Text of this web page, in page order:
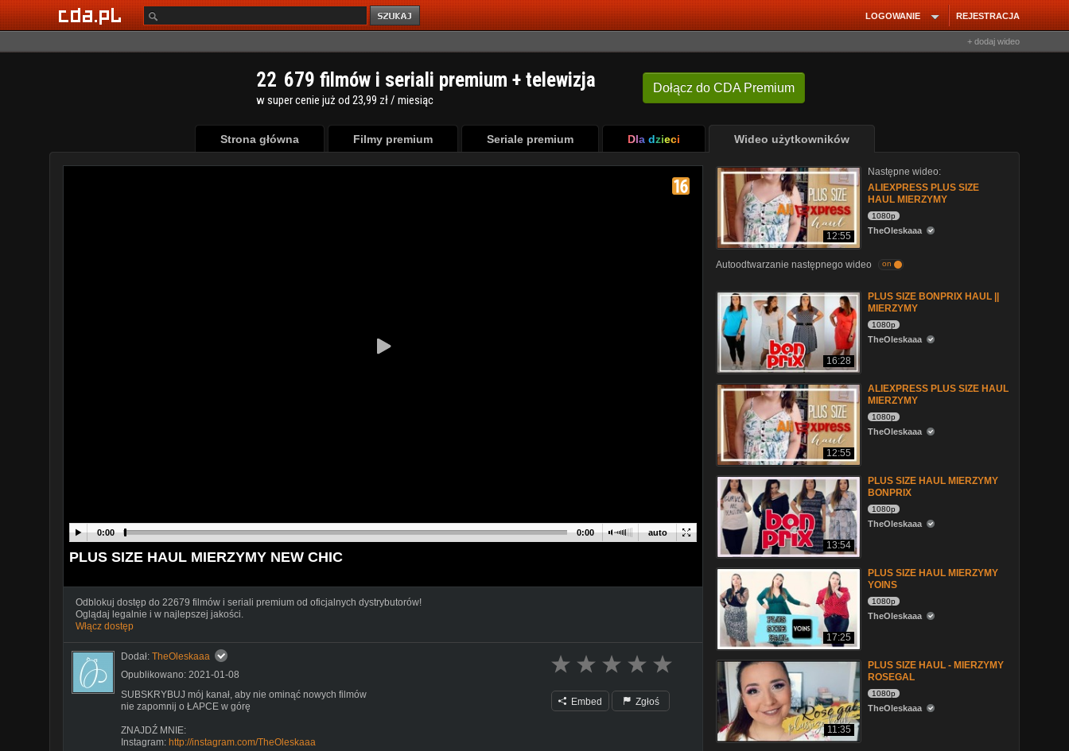
REJESTRACJA
LOGOWANIE
+ dodaj wideo
Dołącz do CDA Premium
22 679 filmów i seriali premium + telewizja
w super cenie już od 23,99 zł / miesiąc
Strona główna Filmy premium Seriale premium Dla dzieci Wideo użytkowników
auto
0:00 0:00
PLUS SIZE HAUL MIERZYMY NEW CHIC
Odblokuj dostęp do 22679 filmów i seriali premium od oficjalnych dystrybutorów!
Oglądaj legalnie i w najlepszej jakości.
Włącz dostęp
Dodał: TheOleskaaa
Opublikowano: 2021-01-08
SUBSKRYBUJ mój kanał, aby nie ominąć nowych filmów
nie zapomnij o ŁAPCE w górę
ZNAJDŹ MNIE:
Instagram: http://instagram.com/TheOleskaaa
Embed Zgłoś
12:55
Następne wideo:
ALIEXPRESS PLUS SIZE
HAUL MIERZYMY
1080p
TheOleskaaa
Autoodtwarzanie następnego wideo on
16:28
PLUS SIZE BONPRIX HAUL ||
MIERZYMY
1080p
TheOleskaaa
12:55
ALIEXPRESS PLUS SIZE HAUL
MIERZYMY
1080p
TheOleskaaa
13:54
PLUS SIZE HAUL MIERZYMY
BONPRIX
1080p
TheOleskaaa
17:25
PLUS SIZE HAUL MIERZYMY
YOINS
1080p
TheOleskaaa
11:35
PLUS SIZE HAUL - MIERZYMY
ROSEGAL
1080p
TheOleskaaa